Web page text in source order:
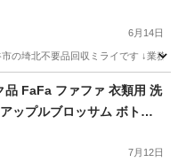
6月14日
の埼北不要品回収ミライです ↓業務
品 FaFa ファファ 衣類用 洗
ップルブロッサム ボトル
袋１６ケ まとめセット 仮
、4,420円分の価値となり
7月12日